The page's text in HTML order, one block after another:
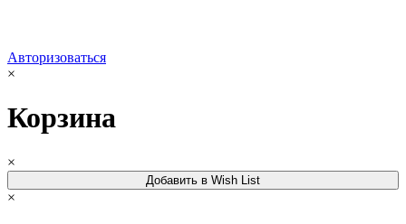
Авторизоваться
×
Корзина
×
Добавить в Wish List
×